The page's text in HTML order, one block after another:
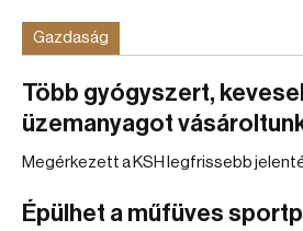
Gazdaság
Több gyógyszert,
üzemanyagot
Megérkezett a KSH legfrissebb
Épülhet a műfüves